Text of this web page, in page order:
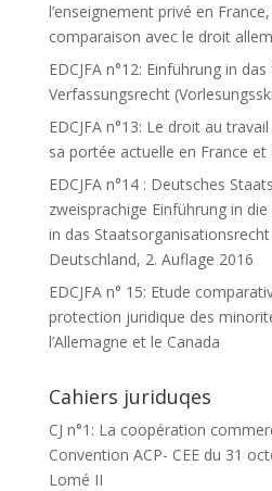
l’enseignement privé en
comparaison avec le droit
EDCJFA n°12: Einführung in
Verfassungsrecht
EDCJFA n°13: Le droit au
sa portée actuelle en France et
EDCJFA n°14 : Deutsches
zweisprachige Einführung in
in das
Deutschland, 2. Auflage 2016
EDCJFA n° 15: Etude
protection juridique des
l’Allemagne et le Canada
Cahiers juriduqes
CJ n°1: La coopération
Convention ACP- CEE du 31
Lomé II